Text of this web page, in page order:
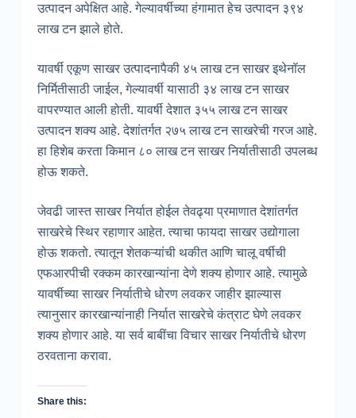
उत्पादन अपेक्षित आहे. गेल्यावर्षीच्या हंगामात हेच उत्पादन ३९४
लाख टन झाले होते.
यावर्षी एकूण साखर उत्पादनापैकी ४५ लाख टन साखर इथेनॉल
निर्मितीसाठी जाईल, गेल्यावर्षी यासाठी ३४ लाख टन साखर
वापरण्यात आली होती. यावर्षी देशात ३५५ लाख टन साखर
उत्पादन शक्य आहे. देशांतर्गत २७५ लाख टन साखरेची गरज आहे.
हा हिशेब करता किमान ८० लाख टन साखर निर्यातीसाठी उपलब्ध
होऊ शकते.
जेवढी जास्त साखर निर्यात होईल तेवढ्या प्रमाणात देशांतर्गत
साखरेचे स्थिर रहाणार आहेत. त्याचा फायदा साखर उद्योगाला
होऊ शकतो. त्यातून शेतकऱ्यांची थकीत आणि चालू वर्षीची
एफआरपीची रक्कम कारखान्यांना देणे शक्य होणार आहे. त्यामुळे
यावर्षीच्या साखर निर्यातीचे धोरण लवकर जाहीर झाल्यास
त्यानुसार कारखान्यांनाही निर्यात साखरेचे कंत्राट घेणे लवकर
शक्य होणार आहे. या सर्व बाबींचा विचार साखर निर्यातीचे धोरण
ठरवताना करावा.
Share this: